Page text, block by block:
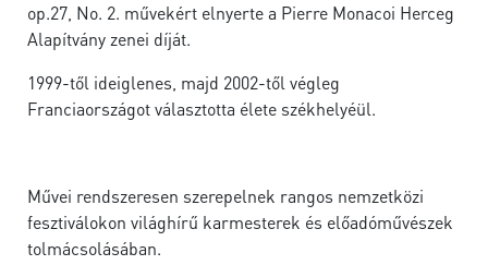
op.27, No. 2. művekért elnyerte a Pierre Monacoi Herceg
Alapítvány zenei díját.
1999-től ideiglenes, majd 2002-től végleg
Franciaországot választotta élete székhelyéül.
Művei rendszeresen szerepelnek rangos nemzetközi
fesztiválokon világhírű karmesterek és előadóművészek
tolmácsolásában.